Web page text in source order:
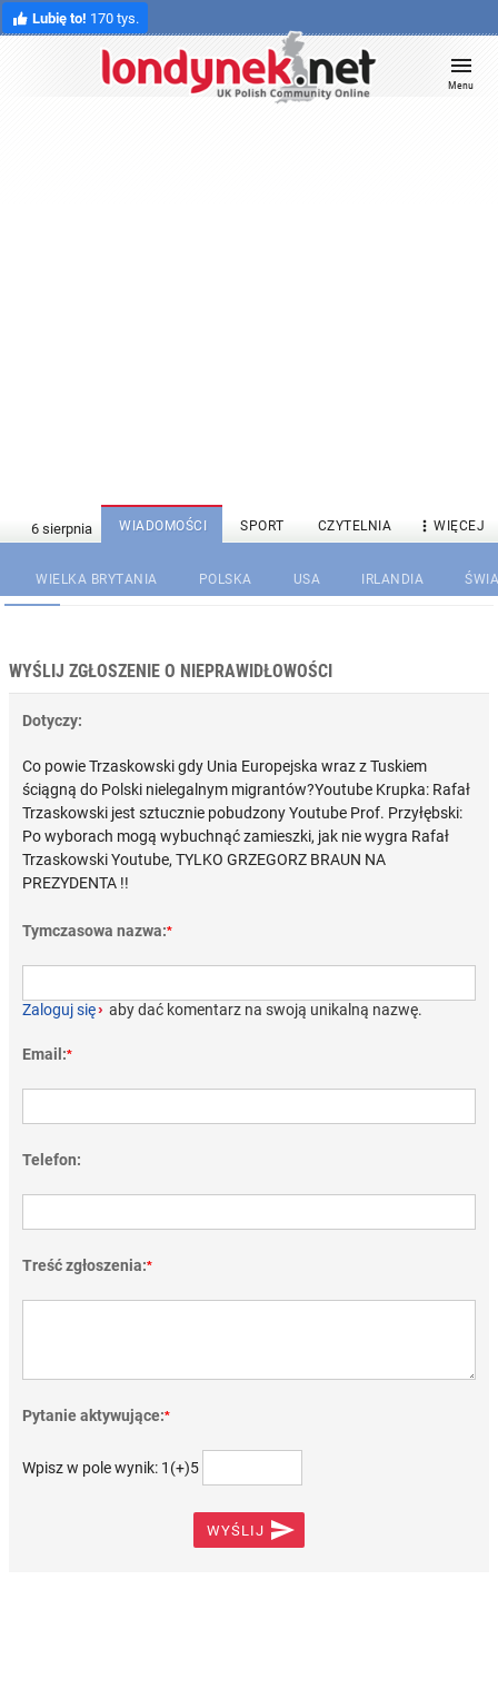
Lubię to! 170 tys.
Menu
WIADOMOŚCI SPORT CZYTELNIA  WIĘCEJ
WIELKA BRYTANIA POLSKA USA IRLANDIA
WYŚLIJ ZGŁOSZENIE O NIEPRAWIDŁOWOŚCI
Dotyczy:
Co powie Trzaskowski gdy Unia Europejska wraz z Tuskiem
ściągną do Polski nielegalnym migrantów?Youtube Krupka: Rafał
Trzaskowski jest sztucznie pobudzony Youtube Prof. Przyłębski:
Po wyborach mogą wybuchnąć zamieszki, jak nie wygra Rafał
Trzaskowski Youtube, TYLKO GRZEGORZ BRAUN NA
PREZYDENTA !!
Tymczasowa nazwa:*
Zaloguj się› aby dać komentarz na swoją unikalną nazwę.
Email:*
Telefon:
Treść zgłoszenia:*
Pytanie aktywujące:*
Wpisz w pole wynik: 1(+)5
WYŚLIJ 